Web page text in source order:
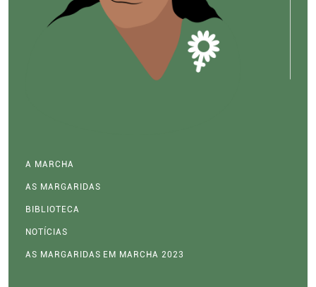
A MARCHA
AS MARGARIDAS
BIBLIOTECA
NOTÍCIAS
AS MARGARIDAS EM MARCHA 2023